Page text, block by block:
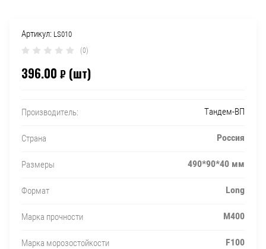
Артикул: LS010
(0)
396.00 ₽ (шт)
Производитель: Тандем-ВП
Страна Россия
Размеры 490*90*40 мм
Формат Long
Марка прочности М400
Марка морозостойкости F100